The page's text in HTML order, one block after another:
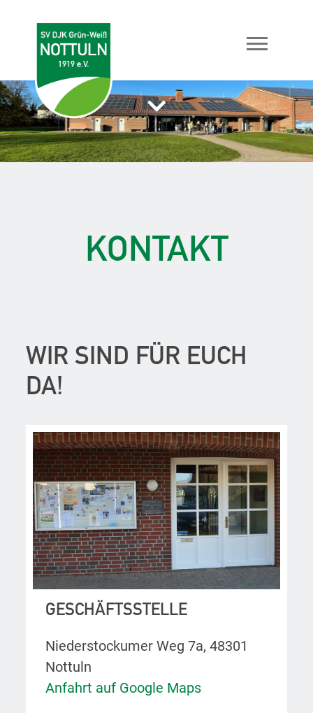
KONTAKT
WIR SIND FÜR EUCH
DA!
GESCHÄFTSSTELLE
Niederstockumer Weg 7a, 48301
Nottuln
Anfahrt auf Google Maps